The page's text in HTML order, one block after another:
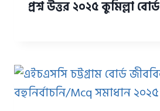
প্রশ্ন উত্তর ২০২৫ কুমিল্লা বোর্ড